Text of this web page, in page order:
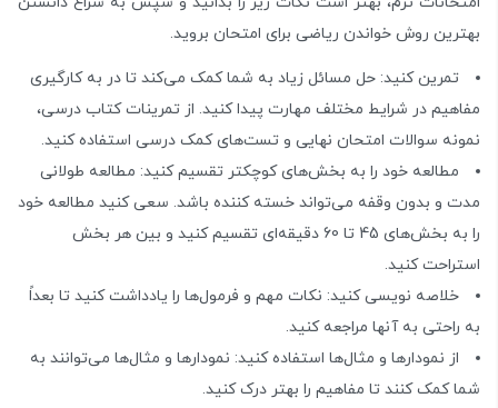
بهترین روش خواندن ریاضی برای امتحان بروید.
تمرین کنید: حل مسائل زیاد به شما کمک می‌کند تا در به کارگیری
مفاهیم در شرایط مختلف مهارت پیدا کنید. از تمرینات کتاب درسی،
نمونه سوالات امتحان نهایی و تست‌های کمک درسی استفاده کنید.
مطالعه خود را به بخش‌های کوچکتر تقسیم کنید: مطالعه طولانی
مدت و بدون وقفه می‌تواند خسته کننده باشد. سعی کنید مطالعه خود
را به بخش‌های 45 تا 60 دقیقه‌ای تقسیم کنید و بین هر بخش
استراحت کنید.
خلاصه نویسی کنید: نکات مهم و فرمول‌ها را یادداشت کنید تا بعداً
به راحتی به آنها مراجعه کنید.
از نمودارها و مثال‌ها استفاده کنید: نمودارها و مثال‌ها می‌توانند به
شما کمک کنند تا مفاهیم را بهتر درک کنید.